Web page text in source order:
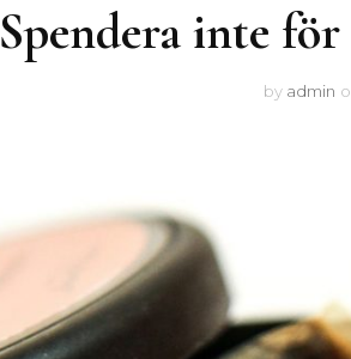
Spendera inte
by admin